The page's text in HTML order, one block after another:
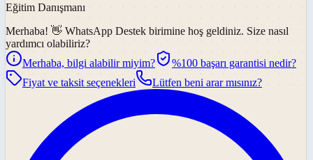
Eğitim Danışmanı
Merhaba! 👋 WhatsApp Destek birimine hoş geldiniz. Size nasıl
yardımcı olabiliriz?
Merhaba, bilgi alabilir miyim?
%100 başarı garantisi nedir?
Fiyat ve taksit seçenekleri
Lütfen beni arar mısınız?